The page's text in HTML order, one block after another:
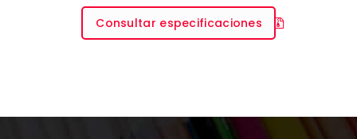
Consultar especificaciones